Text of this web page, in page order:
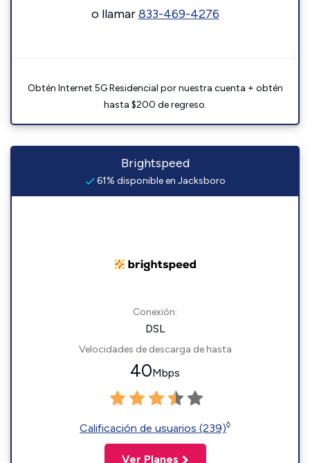
o llamar833-469-4276
Obtén Internet 5G Residencial por nuestra cuenta + obtén
hasta $200 de regreso.
Brightspeed
61% disponible en Jacksboro
Conexión:
DSL
Velocidades de descarga de hasta
40Mbps
Calificación de usuarios (239)◊
Ver Planes